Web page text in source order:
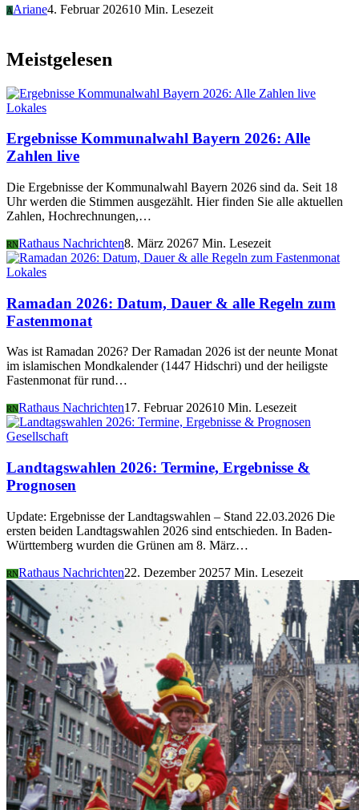
AAriane4. Februar 202610 Min. Lesezeit
Meistgelesen
Lokales
Ergebnisse Kommunalwahl Bayern 2026: Alle
Zahlen live
Die Ergebnisse der Kommunalwahl Bayern 2026 sind da. Seit 18
Uhr werden die Stimmen ausgezählt. Hier finden Sie alle aktuellen
Zahlen, Hochrechnungen,…
RNRathaus Nachrichten8. März 20267 Min. Lesezeit
Lokales
Ramadan 2026: Datum, Dauer & alle Regeln zum
Fastenmonat
Was ist Ramadan 2026? Der Ramadan 2026 ist der neunte Monat
im islamischen Mondkalender (1447 Hidschri) und der heiligste
Fastenmonat für rund…
RNRathaus Nachrichten17. Februar 202610 Min. Lesezeit
Gesellschaft
Landtagswahlen 2026: Termine, Ergebnisse &
Prognosen
Update: Ergebnisse der Landtagswahlen – Stand 22.03.2026 Die
ersten beiden Landtagswahlen 2026 sind entschieden. In Baden-
Württemberg wurden die Grünen am 8. März…
RNRathaus Nachrichten22. Dezember 20257 Min. Lesezeit